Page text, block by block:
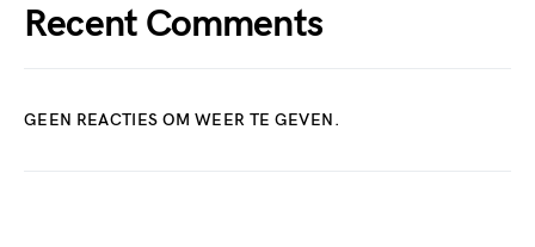
Recent Comments
GEEN REACTIES OM WEER TE GEVEN.